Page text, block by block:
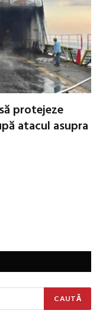
protejeze
atacul asupra